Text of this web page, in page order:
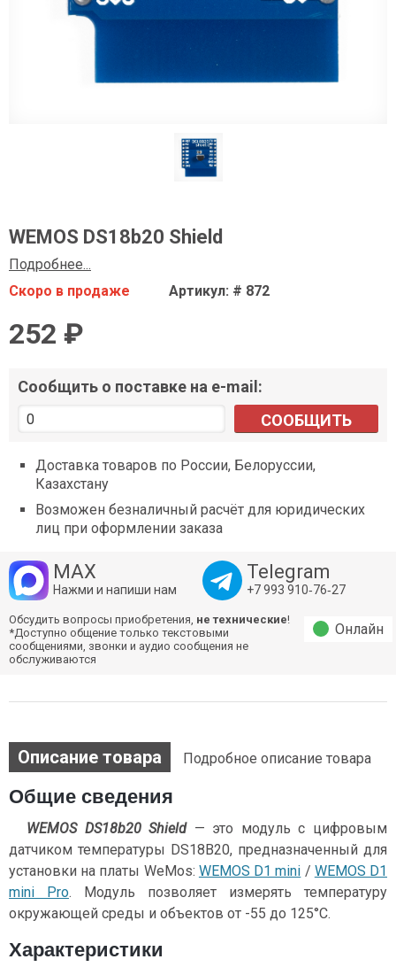
WEMOS DS18b20 Shield
Подробнее...
Скоро в продаже
Артикул: # 872
252 ₽
Сообщить о поставке на e-mail:
СООБЩИТЬ
Доставка товаров по России, Белоруссии,
Казахстану
Возможен безналичный расчёт для юридических
лиц при оформлении заказа
MAX
Нажми и напиши нам
Telegram
+7 993 910‑76‑27
Обсудить вопросы приобретения, не технические!
*Доступно общение только текстовыми
сообщениями, звонки и аудио сообщения не
обслуживаются
Онлайн
Описание товара Подробное описание товара
Общие сведения
WEMOS DS18b20 Shield— это модуль с цифровым
датчиком температуры DS18B20, предназначенный для
установки на платы WeMos: WEMOS D1 mini / WEMOS D1
mini Pro. Модуль позволяет измерять температуру
окружающей среды и объектов от -55 до 125°C.
Характеристики